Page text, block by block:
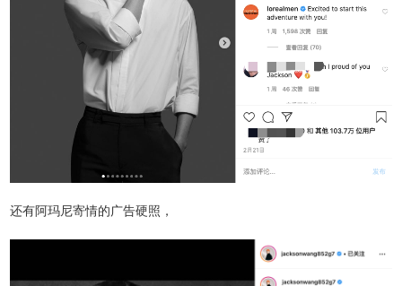
还有阿玛尼寄情的广告硬照，